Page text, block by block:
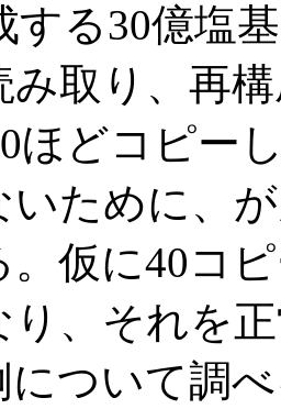
する30億塩
み取り、再
ほどコピー
いために、
。仮に40コ
り、それを
について調